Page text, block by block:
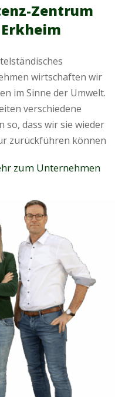
Zentrum
wirtschaften wir
im Sinne der Umwelt.
verschiedene
so, dass wir sie wieder
zurückführen können
zum Unternehmen